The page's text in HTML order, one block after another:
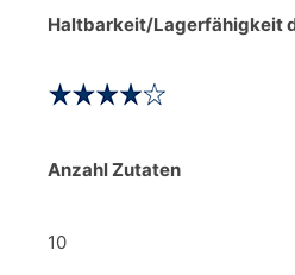
Haltbarkeit/Lagerfähigkeit
Anzahl Zutaten
10